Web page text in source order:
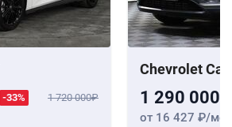
-33% 1 720 000
Chevrolet
1 290 000
от 16 427 /мес